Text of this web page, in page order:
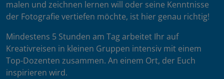
malen und zeichnen lernen will oder seine Kenntnisse
der Fotografie vertiefen möchte, ist hier genau richtig!
Mindestens 5 Stunden am Tag arbeitet Ihr auf
Kreativreisen in kleinen Gruppen intensiv mit einem
Top-Dozenten zusammen. An einem Ort, der Euch
inspirieren wird.